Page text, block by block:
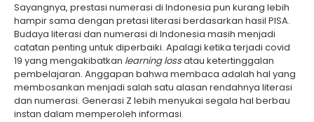
Sayangnya, prestasi numerasi di Indonesia pun kurang lebih
hampir sama dengan pretasi literasi berdasarkan hasil PISA.
Budaya literasi dan numerasi di Indonesia masih menjadi
catatan penting untuk diperbaiki. Apalagi ketika terjadi covid
19 yang mengakibatkan learning lossatau ketertinggalan
pembelajaran. Anggapan bahwa membaca adalah hal yang
membosankan menjadi salah satu alasan rendahnya literasi
dan numerasi. Generasi Z lebih menyukai segala hal berbau
instan dalam memperoleh informasi.